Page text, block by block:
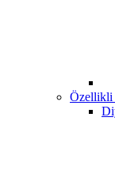
Özellikli